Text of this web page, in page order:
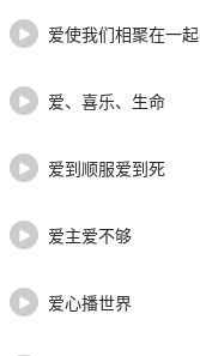
爱使我们相聚在一起
爱、喜乐、生命
爱到顺服爱到死
爱主爱不够
爱心播世界